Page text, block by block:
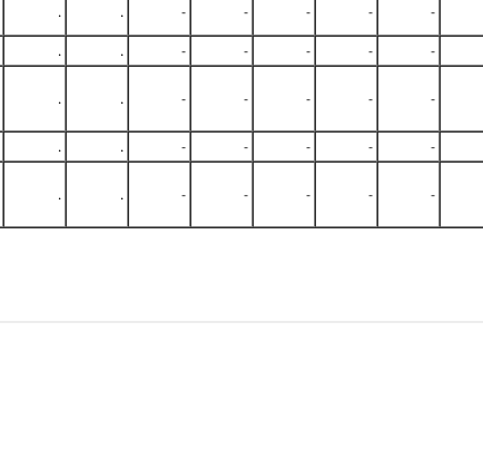
. . - - - -
-
. . - - - -
-
. . - - - - -
. . - - - -
-
. . - - - - -